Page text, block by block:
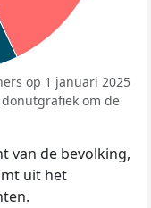
op 1 januari 2025
om de
van de bevolking,
uit het